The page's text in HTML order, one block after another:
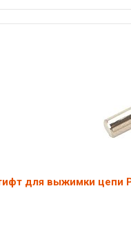
для выжимки цепи